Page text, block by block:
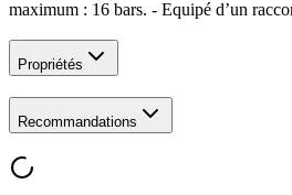
maximum : 16 bars. - Equipé d’un
Propriétés
Recommandations